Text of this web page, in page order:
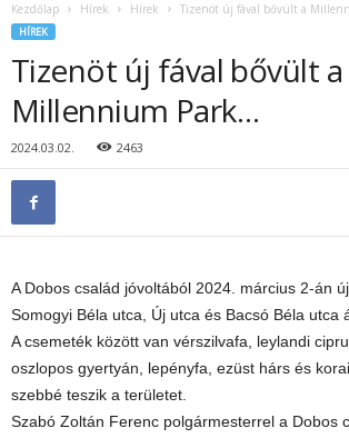
Kezdőlap Hírek Hírek Tizenöt új fával bővült a
HÍREK
Tizenöt új fával bővült a
Millennium Park…
2024.03.02. 2463
A Dobos család jóvoltából 2024. március 2-án
Somogyi Béla utca, Új utca és Bacsó Béla utca
A csemeték között van vérszilvafa,
leylandi
oszlopos gyertyán, lepényfa, ezüst hárs és
szebbé teszik a területet.
Szabó Zoltán Ferenc polgármesterrel a Dobos